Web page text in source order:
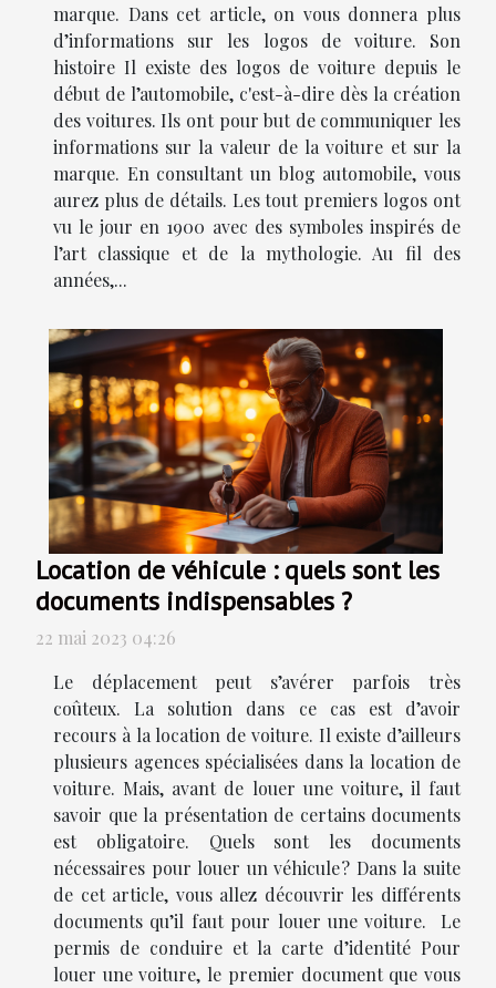
marque. Dans cet article, on vous donnera plus
d’informations sur les logos de voiture. Son
histoire Il existe des logos de voiture depuis le
début de l’automobile, c'est-à-dire dès la création
des voitures. Ils ont pour but de communiquer les
informations sur la valeur de la voiture et sur la
marque. En consultant un blog automobile, vous
aurez plus de détails. Les tout premiers logos ont
vu le jour en 1900 avec des symboles inspirés de
l’art classique et de la mythologie. Au fil des
années,...
Location de véhicule : quels sont les
documents indispensables ?
22 mai 2023 04:26
Le déplacement peut s’avérer parfois très
coûteux. La solution dans ce cas est d’avoir
recours à la location de voiture. Il existe d’ailleurs
plusieurs agences spécialisées dans la location de
voiture. Mais, avant de louer une voiture, il faut
savoir que la présentation de certains documents
est obligatoire. Quels sont les documents
nécessaires pour louer un véhicule ? Dans la suite
de cet article, vous allez découvrir les différents
documents qu’il faut pour louer une voiture. Le
permis de conduire et la carte d’identité Pour
louer une voiture, le premier document que vous